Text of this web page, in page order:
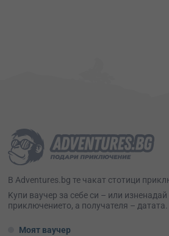
В Adventures.bg те чакат стотици
Kупи ваучер за себе си – или
приключението, а получателя – датата.
Моят ваучер